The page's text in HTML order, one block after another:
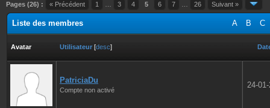
Pages (26) : « Précédent 1 3 4 5 6 7 26 Suivant »
A B C
Liste des membres
Avatar Utilisateur [desc]
PatriciaDu
Compte non activé
24-